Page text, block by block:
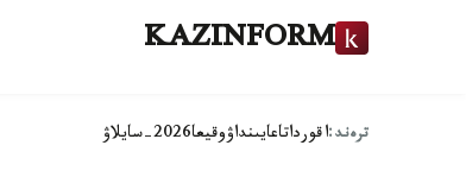
KAZINFORM
ترەند:اقورداتاعايىنداۋوقيعا2026-سايلاۋ